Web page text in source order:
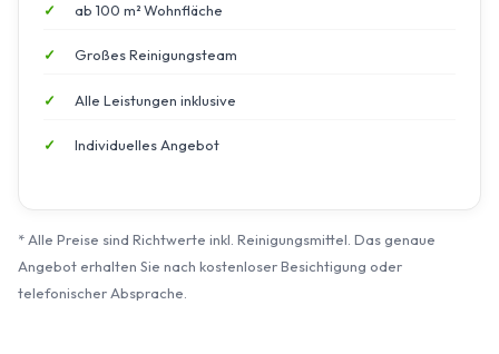
ab 100 m² Wohnfläche
Großes Reinigungsteam
Alle Leistungen inklusive
Individuelles Angebot
* Alle Preise sind Richtwerte inkl. Reinigungsmittel. Das genaue
Angebot erhalten Sie nach kostenloser Besichtigung oder
telefonischer Absprache.